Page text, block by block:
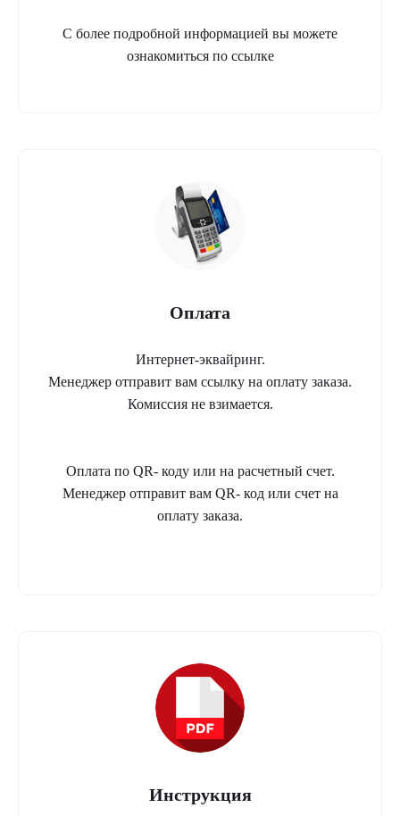
С более подробной информацией вы можете
ознакомиться по ссылке
Оплата
Интернет-эквайринг.
Менеджер отправит вам ссылку на оплату заказа.
Комиссия не взимается.
Оплата по QR- коду или на расчетный счет.
Менеджер отправит вам QR- код или счет на
оплату заказа.
Инструкция